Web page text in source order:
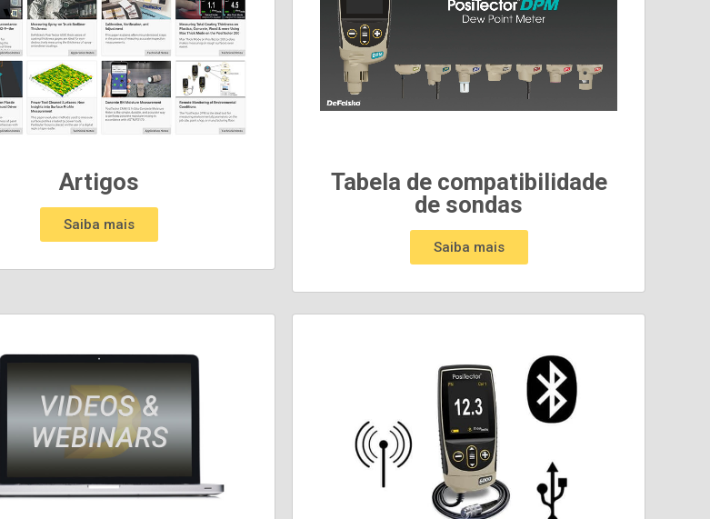
Artigos
Saiba mais
Tabela de compatibilidade
de sondas
Saiba mais